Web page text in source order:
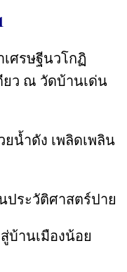
เศรษฐีนวโกฏิ
ยว ณ วัดบ้านเด่น
ยน้ำดัง เพลิดเพลิน
ประวัติศาสตร์ปาย
บ้านเมืองน้อย